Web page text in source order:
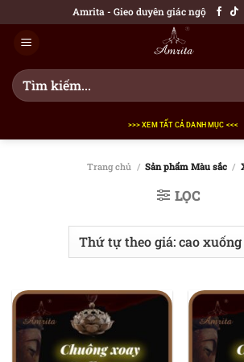
qua
dung
Amrita - Gieo duyên giác ngộ
Tìm
kiếm:
>>> XEM TẤT CẢ DANH MỤC <<<
Trang chủ / Sản phẩm Màu sắc /
LỌC